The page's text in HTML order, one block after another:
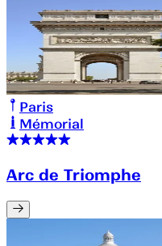
Paris
Mémorial
Arc de Triomphe